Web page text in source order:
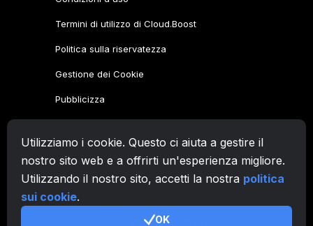
Utilizziamo i cookie. Questo ci aiuta a gestire il
nostro sito web e a offrirti un'esperienza migliore.
Utilizzando il nostro sito, accetti la nostra politica
sui cookie.
OK